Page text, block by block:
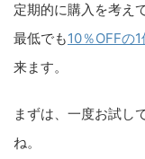
定期的に購入を考え
最低でも10％OFFの
来ます。
まずは、一度お試し
ね。